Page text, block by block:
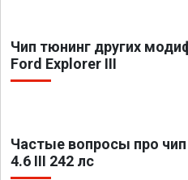
Чип тюнинг других
Ford Explorer III
Частые вопросы про
4.6 III 242 лс